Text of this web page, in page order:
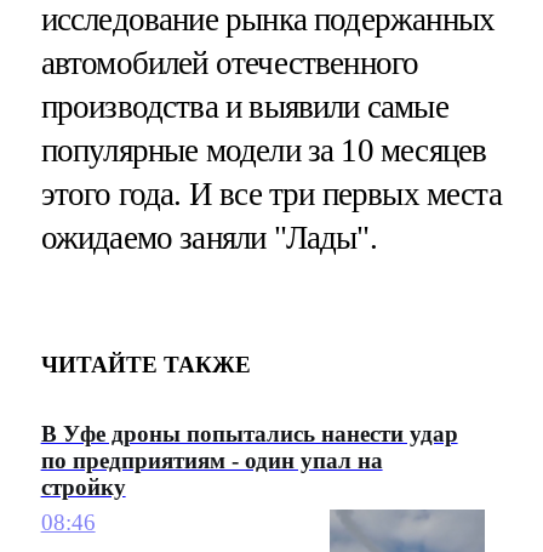
исследование рынка подержанных
автомобилей отечественного
производства и выявили самые
популярные модели за 10 месяцев
этого года. И все три первых места
ожидаемо заняли "Лады".
ЧИТАЙТЕ ТАКЖЕ
В Уфе дроны попытались нанести удар
по предприятиям - один упал на
стройку
08:46